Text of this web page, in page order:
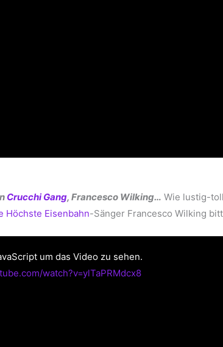
Crucchi Gang, Francesco Wilking… Wie lustig-
Höchste Eisenbahn-Sänger Francesco Wilking
um das Video zu sehen.
watch?v=ylTaPRMdcx8